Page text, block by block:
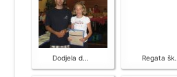
Splitski Festival Jedrenja
Dodjela d... Regata šk...